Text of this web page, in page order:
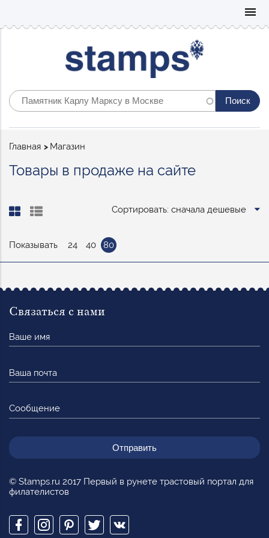
menu
Строка
Главная Магазин
Товары в продаже на сайте
Сортировать: сначала дешевые
Показывать 24 40 80
© Stamps.ru 2017 Первый в рунете трастовый портал для
филателистов
Связаться с нами
имя
почта
Сообщение